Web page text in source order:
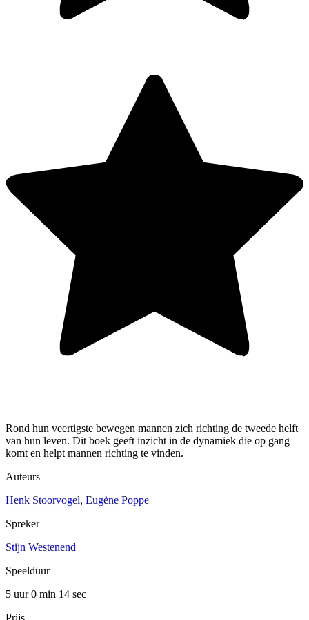
Rond hun veertigste bewegen mannen zich richting de tweede helft
van hun leven. Dit boek geeft inzicht in de dynamiek die op gang
komt en helpt mannen richting te vinden.
Auteurs
Henk Stoorvogel, Eugène Poppe
Spreker
Stijn Westenend
Speelduur
5 uur 0 min 14 sec
Prijs